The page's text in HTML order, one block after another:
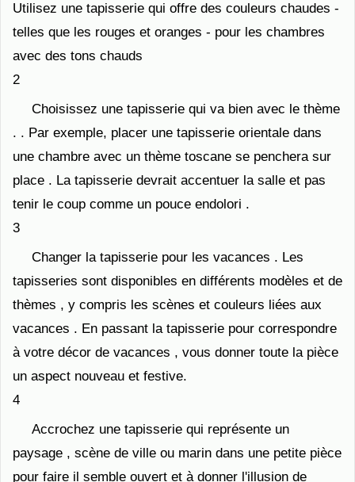
Utilisez une tapisserie qui offre des couleurs chaudes -
telles que les rouges et oranges - pour les chambres
avec des tons chauds
2
Choisissez une tapisserie qui va bien avec le thème
. . Par exemple, placer une tapisserie orientale dans
une chambre avec un thème toscane se penchera sur
place . La tapisserie devrait accentuer la salle et pas
tenir le coup comme un pouce endolori .
3
Changer la tapisserie pour les vacances . Les
tapisseries sont disponibles en différents modèles et de
thèmes , y compris les scènes et couleurs liées aux
vacances . En passant la tapisserie pour correspondre
à votre décor de vacances , vous donner toute la pièce
un aspect nouveau et festive.
4
Accrochez une tapisserie qui représente un
paysage , scène de ville ou marin dans une petite pièce
pour faire il semble ouvert et à donner l'illusion de